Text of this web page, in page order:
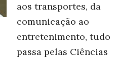
aos transportes, da
comunicação ao
entretenimento, tudo
passa pelas Ciências